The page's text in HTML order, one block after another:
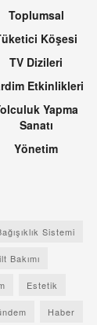
Toplumsal
Köşesi
TV Dizileri
Etkinlikleri
Yapma
Sanatı
Yönetim
Sistemi
Bakımı
Estetik
Haber